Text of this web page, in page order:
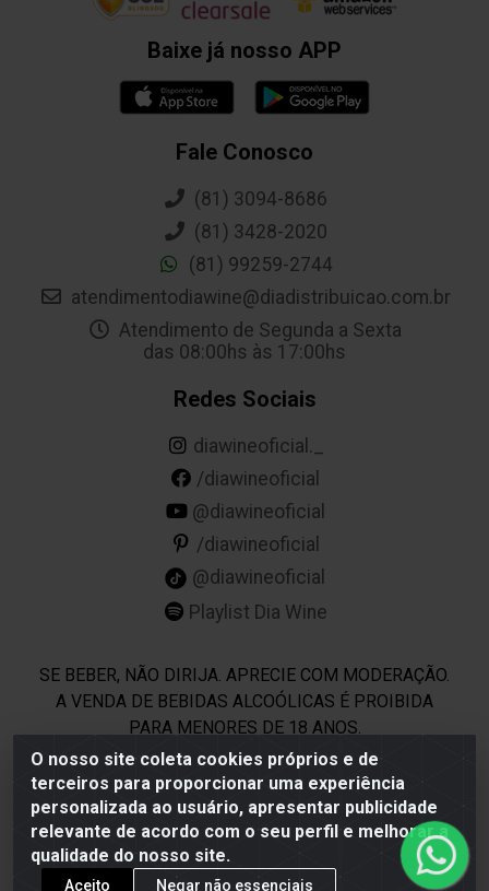
O nosso site coleta cookies próprios e de
terceiros para proporcionar uma experiência
personalizada ao usuário, apresentar publicidade
relevante de acordo com o seu perfil e melhorar a
qualidade do nosso site.
Aceito Negar não essenciais
Baixe já nosso APP
Fale Conosco
(81) 3094-8686
(81) 3428-2020
(81) 99259-2744
atendimentodiawine@diadistribuicao.com.br
Atendimento de Segunda a Sexta
das 08:00hs às 17:00hs
Redes Sociais
diawineoficial._
/diawineoficial
@diawineoficial
/diawineoficial
@diawineoficial
Playlist Dia Wine
SE BEBER, NÃO DIRIJA. APRECIE COM MODERAÇÃO.
A VENDA DE BEBIDAS ALCOÓLICAS É PROIBIDA
PARA MENORES DE 18 ANOS.
Dia Wine - Rodovia BR 232 KM 22,5 - Moreno/PE - CEP
54800-000 - CNPJ 69.944.973/0001-85